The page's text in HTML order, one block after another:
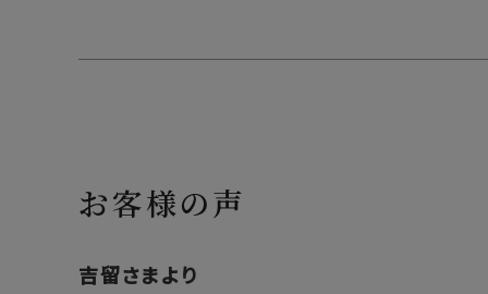
お客様の声
吉留さまより